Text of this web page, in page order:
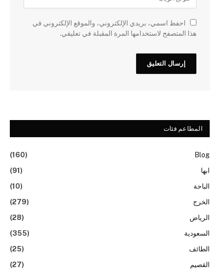
احفظ اسمي، بريدي الإلكتروني، والموقع الإلكتروني في
هذا المتصفح لاستخدامها المرة المقبلة في تعليقي.
المطاعم فئات
Blog
(160)
ابها
(91)
الباحة
(10)
الخرج
(279)
الرياض
(28)
السعودية
(355)
الطائف
(25)
القصيم
(27)